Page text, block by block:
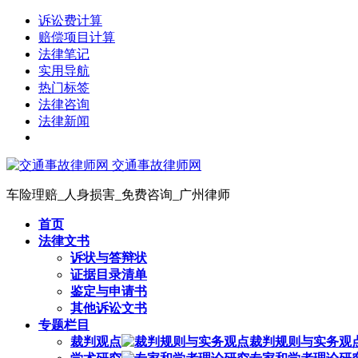
诉讼费计算
赔偿项目计算
法律笔记
实用导航
热门标签
法律咨询
法律新闻
交通事故律师网
车险理赔_人身损害_免费咨询_广州律师
首页
法律文书
诉状与答辩状
证据目录清单
鉴定与申请书
其他诉讼文书
专题栏目
裁判观点
裁判规则与实务观